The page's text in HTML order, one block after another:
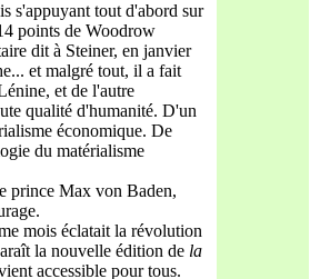
s'appuyant tout d'abord sur
points de Woodrow
dit à Steiner, en janvier
et malgré tout, il a fait
et de l'autre
qualité d'humanité. D'un
économique. De
du matérialisme
prince Max von Baden,
mois éclatait la révolution
la nouvelle édition de la
accessible pour tous.